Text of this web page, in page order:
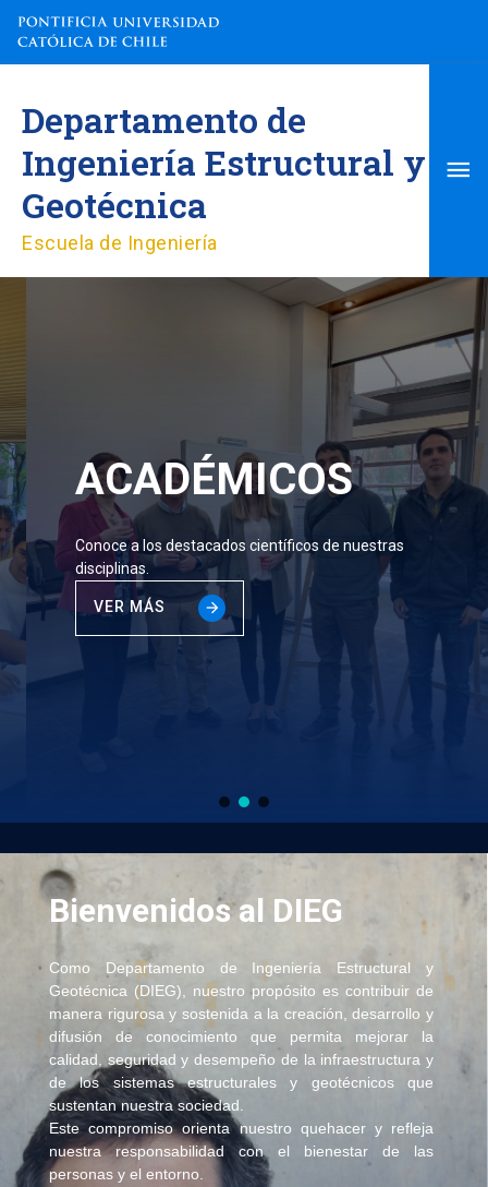
contenido
Departamento de
Ingeniería Estructural y
Geotécnica
Escuela de Ingeniería
ACADÉMICOS
Conoce a los destacados científicos de nuestras
disciplinas.
VER MÁS
Bienvenidos al DIEG
Como Departamento de Ingeniería Estructural y
Geotécnica (DIEG), nuestro propósito es contribuir de
manera rigurosa y sostenida a la creación, desarrollo y
difusión de conocimiento que permita mejorar la
calidad, seguridad y desempeño de la infraestructura y
de los sistemas estructurales y geotécnicos que
sustentan nuestra sociedad.
Este compromiso orienta nuestro quehacer y refleja
nuestra responsabilidad con el bienestar de las
personas y el entorno.